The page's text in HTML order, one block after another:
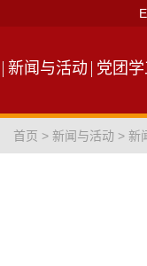
新闻与活动 党团
首页 > 新闻与活动 > 新